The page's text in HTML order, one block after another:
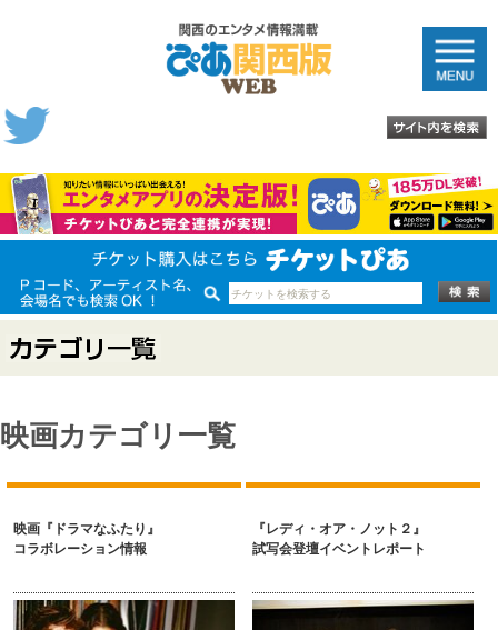
映画カテゴリ一覧
映画『ドラマなふたり』
コラボレーション情報
『レディ・オア・ノット２』
試写会登壇イベントレポート